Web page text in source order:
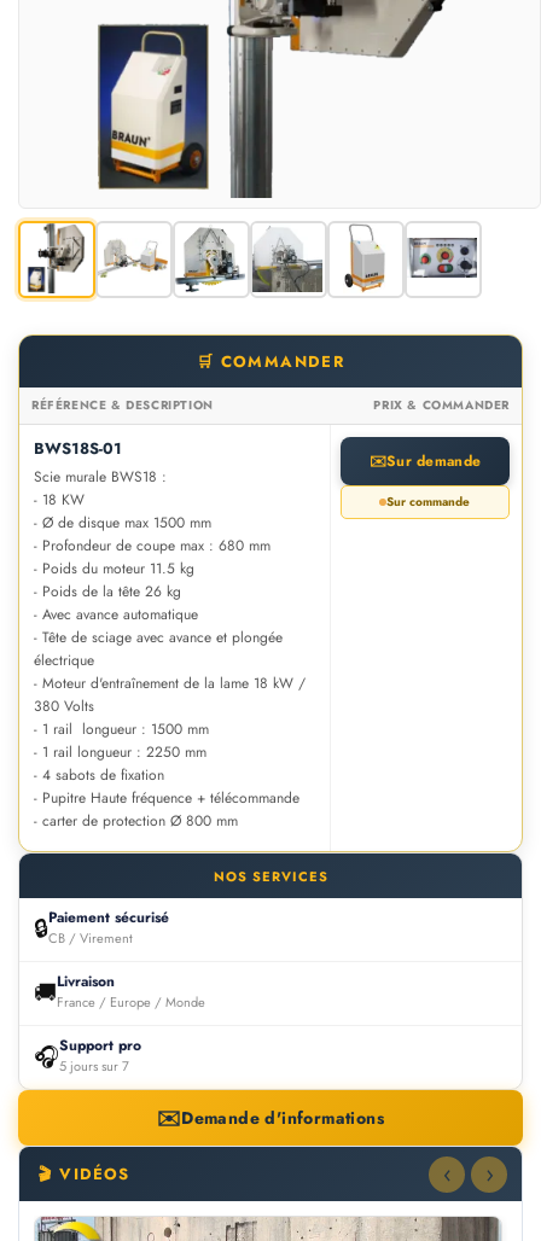
🛒 COMMANDER
RÉFÉRENCE & DESCRIPTION PRIX & COMMANDER
BWS18S-01
Scie murale BWS18 :
- 18 KW
- Ø de disque max 1500 mm
- Profondeur de coupe max : 680 mm
- Poids du moteur 11.5 kg
- Poids de la tête 26 kg
- Avec avance automatique
- Tête de sciage avec avance et plongée
électrique
- Moteur d'entraînement de la lame 18 kW /
380 Volts
- 1 rail longueur : 1500 mm
- 1 rail longueur : 2250 mm
- 4 sabots de fixation
- Pupitre Haute fréquence + télécommande
- carter de protection Ø 800 mm
✉️Sur demande
Sur commande
NOS SERVICES
🔒Paiement sécurisé
CB / Virement
🚚Livraison
France / Europe / Monde
🎧Support pro
5 jours sur 7
✉️Demande d'informations
🎬 VIDÉOS ‹ ›